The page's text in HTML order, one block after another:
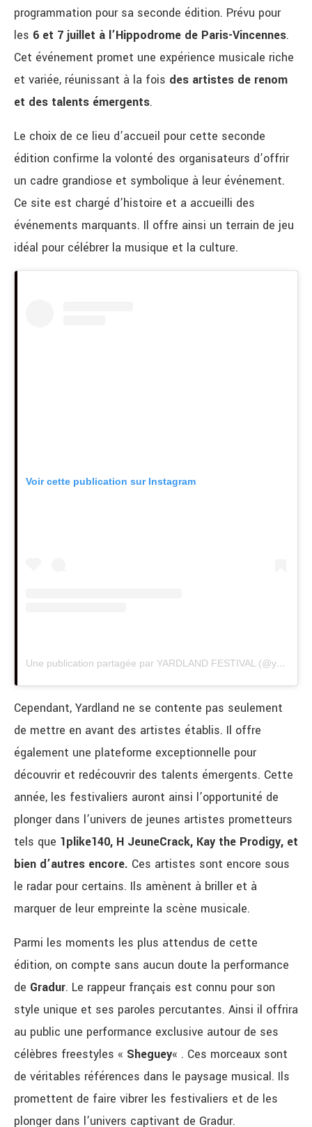
programmation pour sa seconde édition. Prévu pour
les 6 et 7 juillet à l’Hippodrome de Paris-Vincennes.
Cet événement promet une expérience musicale riche
et variée, réunissant à la fois des artistes de renom
et des talents émergents.
Le choix de ce lieu d’accueil pour cette seconde
édition confirme la volonté des organisateurs d’offrir
un cadre grandiose et symbolique à leur événement.
Ce site est chargé d’histoire et a accueilli des
événements marquants. Il offre ainsi un terrain de jeu
idéal pour célébrer la musique et la culture.
Voir cette publication sur Instagram
Une publication partagée par YARDLAND FESTIVAL (@yardland_)
Cependant, Yardland ne se contente pas seulement
de mettre en avant des artistes établis. Il offre
également une plateforme exceptionnelle pour
découvrir et redécouvrir des talents émergents. Cette
année, les festivaliers auront ainsi l’opportunité de
plonger dans l’univers de jeunes artistes prometteurs
tels que 1plike140, H JeuneCrack, Kay the Prodigy, et
bien d’autres encore. Ces artistes sont encore sous
le radar pour certains. Ils amènent à briller et à
marquer de leur empreinte la scène musicale.
Parmi les moments les plus attendus de cette
édition, on compte sans aucun doute la performance
de Gradur. Le rappeur français est connu pour son
style unique et ses paroles percutantes. Ainsi il offrira
au public une performance exclusive autour de ses
célèbres freestyles « Sheguey« . Ces morceaux sont
de véritables références dans le paysage musical. Ils
promettent de faire vibrer les festivaliers et de les
plonger dans l’univers captivant de Gradur.